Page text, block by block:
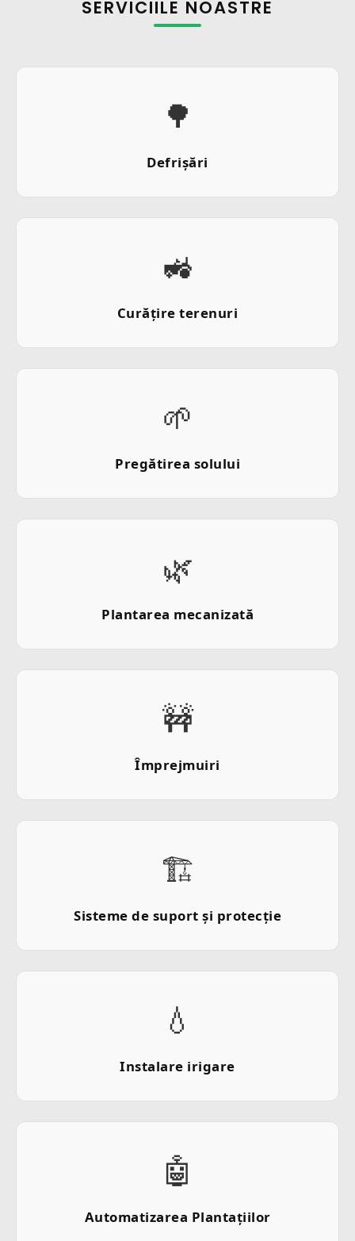
SERVICIILE NOASTRE
🌳
Defrișări
🚜
Curățire terenuri
🌱
Pregătirea solului
🌿
Plantarea mecanizată
🚧
Împrejmuiri
🏗️
Sisteme de suport și protecție
💧
Instalare irigare
🤖
Automatizarea Plantațiilor